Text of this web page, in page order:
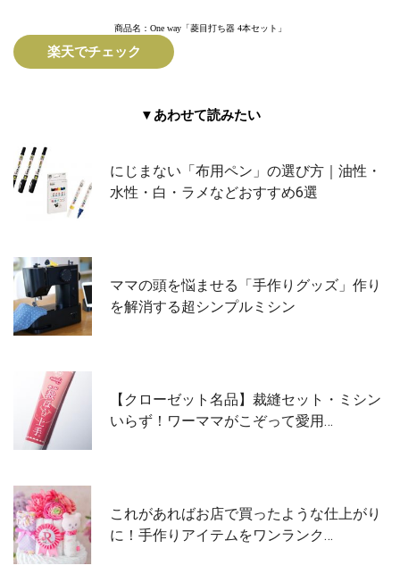
商品名：One way「菱目打ち器 4本セット」
楽天でチェック
▼あわせて読みたい
にじまない「布用ペン」の選び方｜油性・
水性・白・ラメなどおすすめ6選
ママの頭を悩ませる「手作りグッズ」作り
を解消する超シンプルミシン
【クローゼット名品】裁縫セット・ミシン
いらず！ワーママがこぞって愛用…
これがあればお店で買ったような仕上がり
に！手作りアイテムをワンランク…